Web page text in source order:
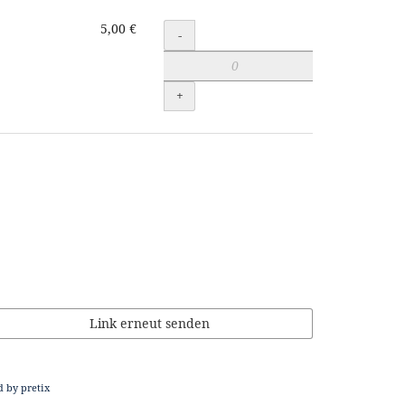
5,00 € Menge
-
+
Link erneut senden
by pretix